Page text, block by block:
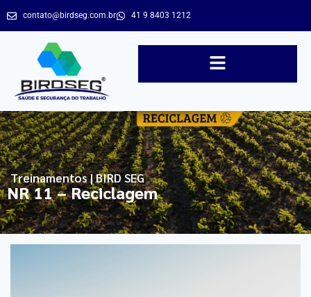
contato@birdseg.com.br 41 9 8403 1212
Treinamentos | BIRD SEG
NR 11 – Reciclagem